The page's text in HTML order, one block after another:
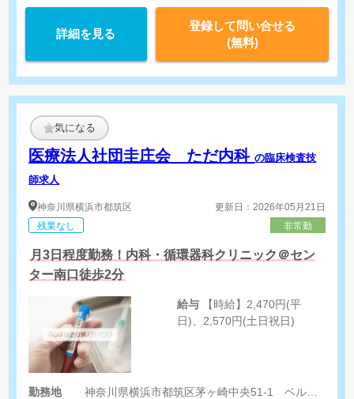
詳細を見る
登録して問い合せる
(無料)
気になる
医療法人社団圭庄会 ただ内科の臨床検査技
師求人
神奈川県横浜市都筑区
残業なし
更新日：2026年05月21日
非常勤
月3日程度勤務！内科・循環器科クリニック＠セン
ター南口徒歩2分
給与
日)、2,570円(土日祝日)
勤務地